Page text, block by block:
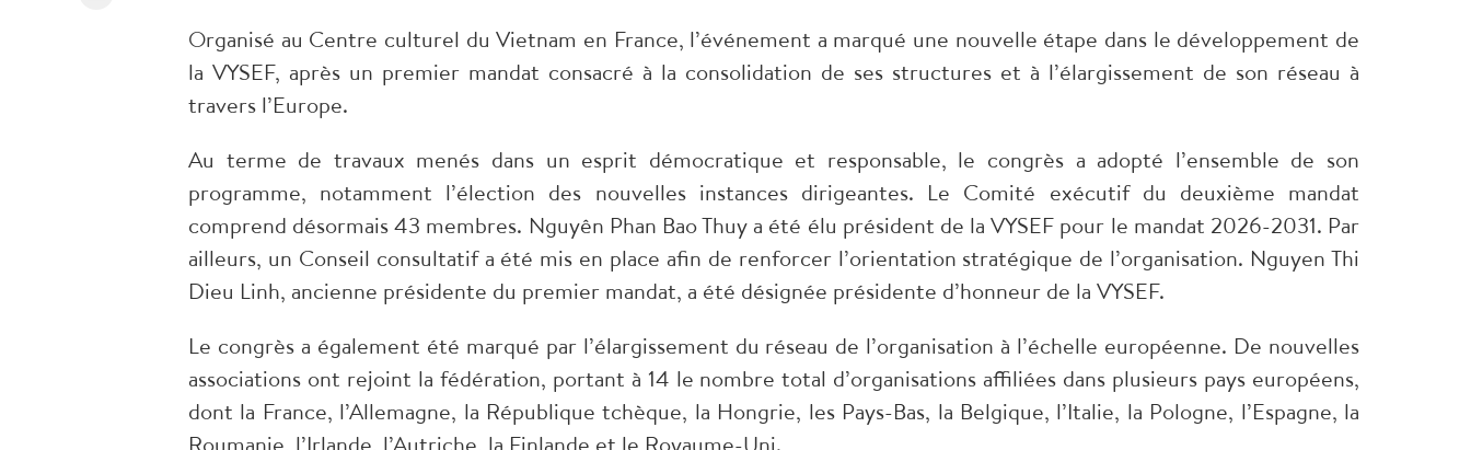
Organisé au Centre culturel du Vietnam en France, l’événement a marqué une nouvelle étape dans le développement de
la VYSEF, après un premier mandat consacré à la consolidation de ses structures et à l’élargissement de son réseau à
travers l’Europe.
Au terme de travaux menés dans un esprit démocratique et responsable, le congrès a adopté l’ensemble de son
programme, notamment l’élection des nouvelles instances dirigeantes. Le Comité exécutif du deuxième mandat
comprend désormais 43 membres. Nguyên Phan Bao Thuy a été élu président de la VYSEF pour le mandat 2026-2031. Par
ailleurs, un Conseil consultatif a été mis en place afin de renforcer l’orientation stratégique de l’organisation. Nguyen Thi
Dieu Linh, ancienne présidente du premier mandat, a été désignée présidente d’honneur de la VYSEF.
Le congrès a également été marqué par l’élargissement du réseau de l’organisation à l’échelle européenne. De nouvelles
associations ont rejoint la fédération, portant à 14 le nombre total d’organisations affiliées dans plusieurs pays européens,
dont la France, l’Allemagne, la République tchèque, la Hongrie, les Pays-Bas, la Belgique, l’Italie, la Pologne, l’Espagne, la
Roumanie, l’Irlande, l’Autriche, la Finlande et le Royaume-Uni.